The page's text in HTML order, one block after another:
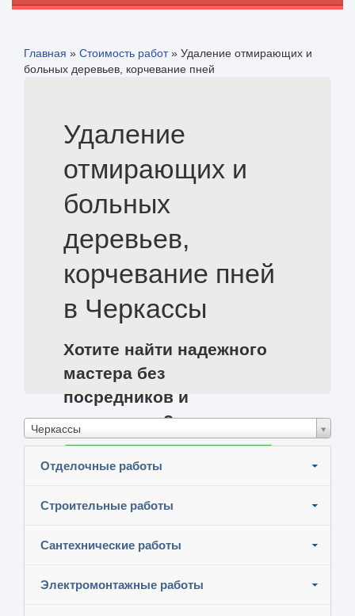
Главная » Стоимость работ» Удаление отмирающих и
больных деревьев, корчевание пней
Удаление
отмирающих и
больных
деревьев,
корчевание пней
в Черкассы
Хотите найти надежного
мастера без
посредников и
сэкономить?
Черкассы
Отделочные работы
Строительные работы
Сантехнические работы
Электромонтажные работы